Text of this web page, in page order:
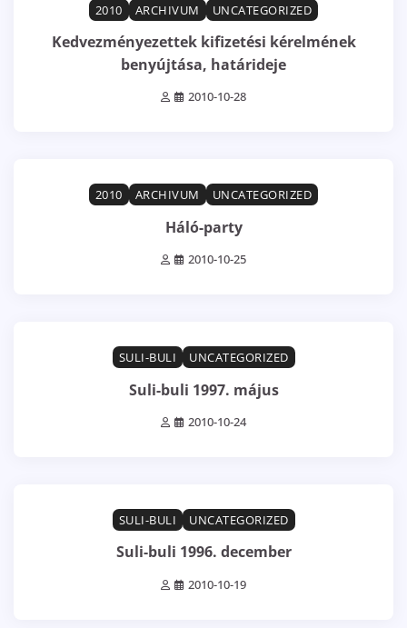
2010
ARCHIVUM UNCATEGORIZED
Kedvezményezettek kifizetési kérelmének
benyújtása, határideje
2010-10-28
2010
ARCHIVUM UNCATEGORIZED
Háló-party
2010-10-25
SULI-BULI
UNCATEGORIZED
Suli-buli 1997. május
2010-10-24
SULI-BULI
UNCATEGORIZED
Suli-buli 1996. december
2010-10-19